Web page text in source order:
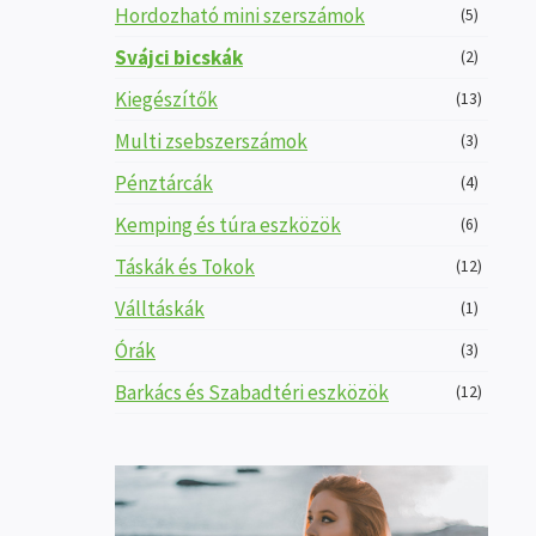
Hordozható mini szerszámok (5)
Svájci bicskák (2)
Kiegészítők (13)
Multi zsebszerszámok (3)
Pénztárcák (4)
Kemping és túra eszközök (6)
Táskák és Tokok (12)
Válltáskák (1)
Órák (3)
Barkács és Szabadtéri eszközök (12)